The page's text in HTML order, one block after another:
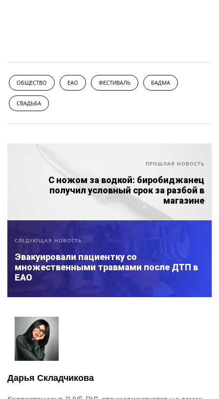
ОБЩЕСТВО ЕАО ФЕСТИВАЛЬ БАДМА
СВАДЬБА
ПРОШЛАЯ НОВОСТЬ
С ножом за водкой: биробиджанец
получил условный срок за разбой в
магазине
СЛЕДУЮЩАЯ НОВОСТЬ
Эвакуировали пациентку со
множественными травмами после ДТП в
ЕАО
Дарья Складчикова